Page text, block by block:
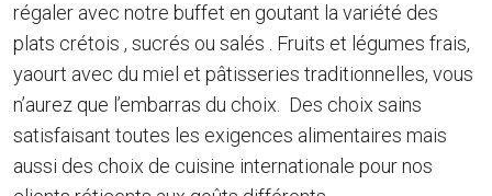
régaler avec notre buffet en goutant la variété des
plats crétois , sucrés ou salés . Fruits et légumes frais,
yaourt avec du miel et pâtisseries traditionnelles, vous
n’aurez que l’embarras du choix. Des choix sains
satisfaisant toutes les exigences alimentaires mais
aussi des choix de cuisine internationale pour nos